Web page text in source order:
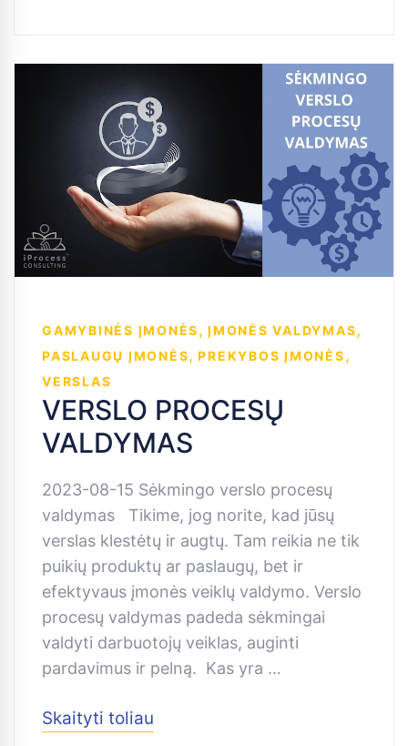
GAMYBINĖS ĮMONĖS, ĮMONĖS VALDYMAS,
PASLAUGŲ ĮMONĖS,PREKYBOS ĮMONĖS,
VERSLAS
VERSLO PROCESŲ
VALDYMAS
2023-08-15 Sėkmingo verslo procesų
valdymas Tikime, jog norite, kad jūsų
verslas klestėtų ir augtų. Tam reikia ne tik
puikių produktų ar paslaugų, bet ir
efektyvaus įmonės veiklų valdymo. Verslo
procesų valdymas padeda sėkmingai
valdyti darbuotojų veiklas, auginti
pardavimus ir pelną. Kas yra …
Skaityti toliau